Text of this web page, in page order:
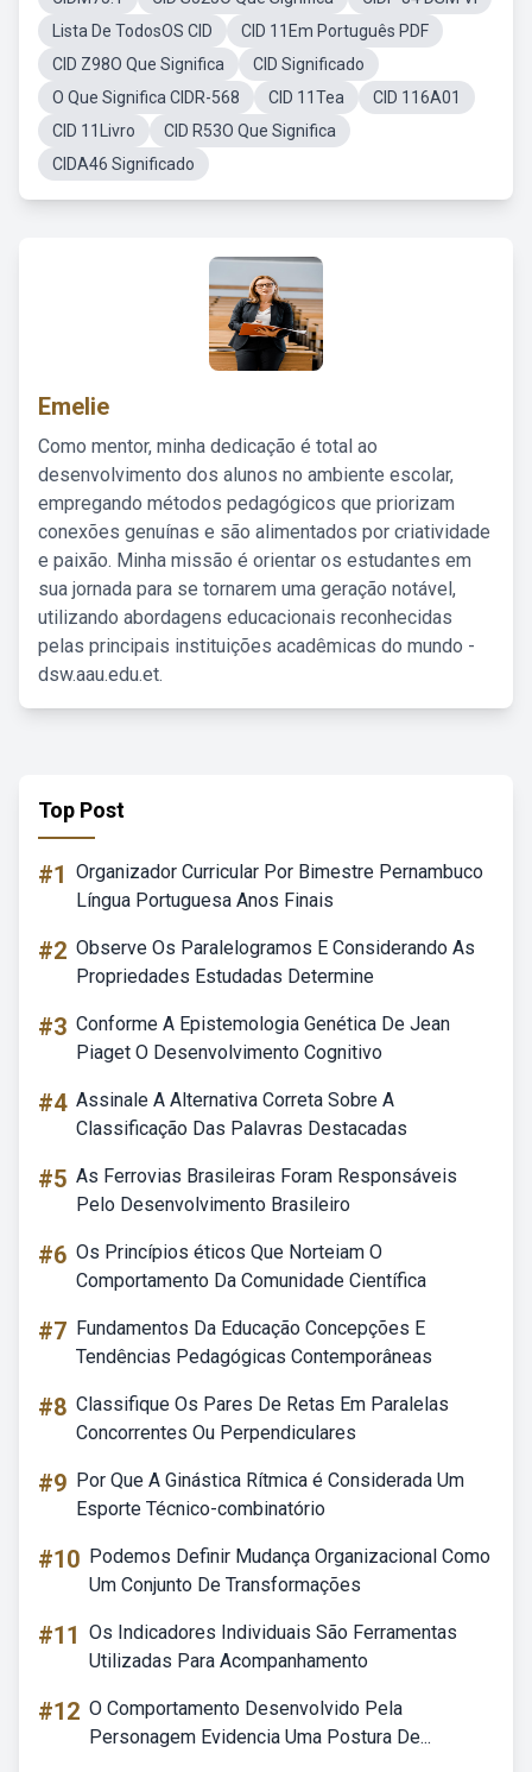
Lista De TodosOS CID
CID 11Em Português PDF
CID Z98O Que Significa
CID Significado
O Que Significa CIDR-568
CID 11Tea
CID 116A01
CID 11Livro
CID R53O Que Significa
CIDA46 Significado
Emelie
Como mentor, minha dedicação é total ao
desenvolvimento dos alunos no ambiente escolar,
empregando métodos pedagógicos que priorizam
conexões genuínas e são alimentados por criatividade
e paixão. Minha missão é orientar os estudantes em
sua jornada para se tornarem uma geração notável,
utilizando abordagens educacionais reconhecidas
pelas principais instituições acadêmicas do mundo -
dsw.aau.edu.et.
Top Post
#1 Organizador Curricular Por Bimestre Pernambuco
Língua Portuguesa Anos Finais
#2 Observe Os Paralelogramos E Considerando As
Propriedades Estudadas Determine
#3 Conforme A Epistemologia Genética De Jean
Piaget O Desenvolvimento Cognitivo
#4 Assinale A Alternativa Correta Sobre A
Classificação Das Palavras Destacadas
#5 As Ferrovias Brasileiras Foram Responsáveis
Pelo Desenvolvimento Brasileiro
#6 Os Princípios éticos Que Norteiam O
Comportamento Da Comunidade Científica
#7 Fundamentos Da Educação Concepções E
Tendências Pedagógicas Contemporâneas
#8 Classifique Os Pares De Retas Em Paralelas
Concorrentes Ou Perpendiculares
#9 Por Que A Ginástica Rítmica é Considerada Um
Esporte Técnico-combinatório
#10 Podemos Definir Mudança Organizacional Como
Um Conjunto De Transformações
#11 Os Indicadores Individuais São Ferramentas
Utilizadas Para Acompanhamento
#12 O Comportamento Desenvolvido Pela
Personagem Evidencia Uma Postura De...